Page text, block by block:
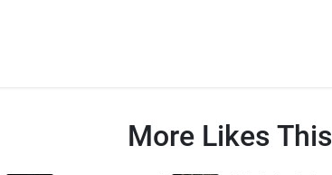
More Likes This